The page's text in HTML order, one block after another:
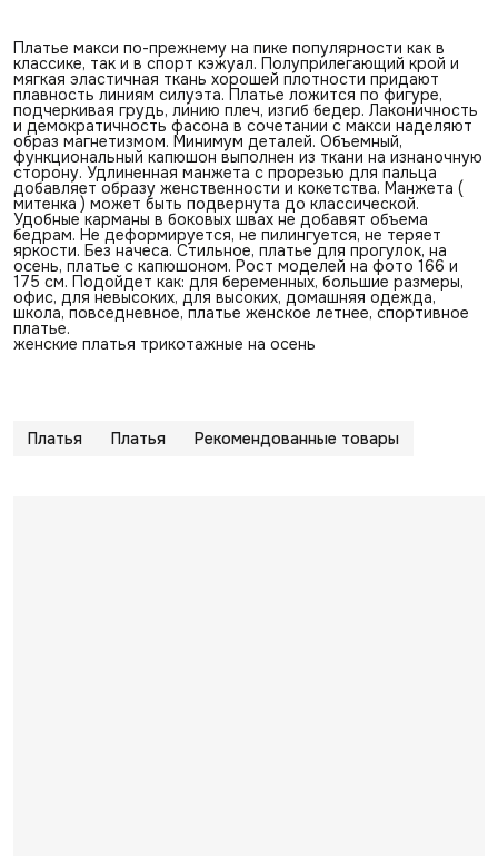
Платье макси по-прежнему на пике популярности как в
классике, так и в спорт кэжуал. Полуприлегающий крой и
мягкая эластичная ткань хорошей плотности придают
плавность линиям силуэта. Платье ложится по фигуре,
подчеркивая грудь, линию плеч, изгиб бедер. Лаконичность
и демократичность фасона в сочетании с макси наделяют
образ магнетизмом. Минимум деталей. Объемный,
функциональный капюшон выполнен из ткани на изнаночную
сторону. Удлиненная манжета с прорезью для пальца
добавляет образу женственности и кокетства. Манжета (
митенка ) может быть подвернута до классической.
Удобные карманы в боковых швах не добавят объема
бедрам. Не деформируется, не пилингуется, не теряет
яркости. Без начеса. Стильное, платье для прогулок, на
осень, платье с капюшоном. Рост моделей на фото 166 и
175 см. Подойдет как: для беременных, большие размеры,
офис, для невысоких, для высоких, домашняя одежда,
школа, повседневное, платье женское летнее, спортивное
платье.
женские платья трикотажные на осень
Платья Платья Рекомендованные товары